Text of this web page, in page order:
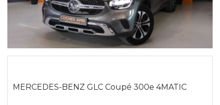
MERCEDES-BENZ GLC Coupé 300e 4MATIC